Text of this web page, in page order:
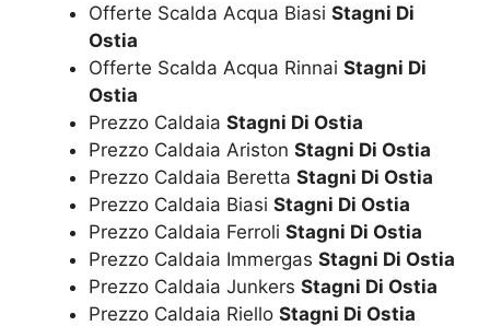
Offerte Scalda Acqua Biasi Stagni Di
Ostia
Offerte Scalda Acqua Rinnai Stagni Di
Ostia
Prezzo Caldaia Stagni Di Ostia
Prezzo Caldaia Ariston Stagni Di Ostia
Prezzo Caldaia Beretta Stagni Di Ostia
Prezzo Caldaia Biasi Stagni Di Ostia
Prezzo Caldaia Ferroli Stagni Di Ostia
Prezzo Caldaia Immergas Stagni Di Ostia
Prezzo Caldaia Junkers Stagni Di Ostia
Prezzo Caldaia Riello Stagni Di Ostia